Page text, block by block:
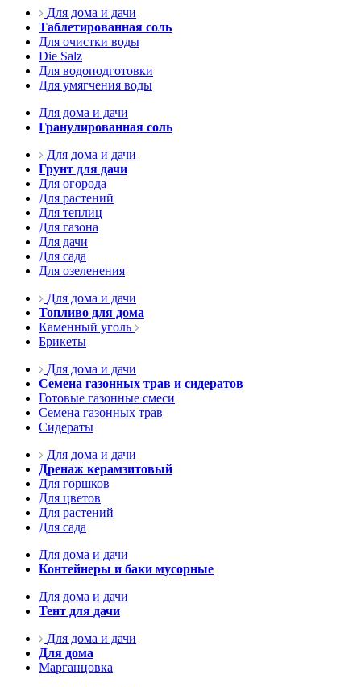
Для дома и дачи
Таблетированная соль
Для очистки воды
Die Salz
Для водоподготовки
Для умягчения воды
Для дома и дачи
Гранулированная соль
Для дома и дачи
Грунт для дачи
Для огорода
Для растений
Для теплиц
Для газона
Для дачи
Для сада
Для озеленения
Для дома и дачи
Топливо для дома
Каменный уголь
Брикеты
Для дома и дачи
Семена газонных трав и сидератов
Готовые газонные смеси
Семена газонных трав
Сидераты
Для дома и дачи
Дренаж керамзитовый
Для горшков
Для цветов
Для растений
Для сада
Для дома и дачи
Контейнеры и баки мусорные
Для дома и дачи
Тент для дачи
Для дома и дачи
Для дома
Марганцовка